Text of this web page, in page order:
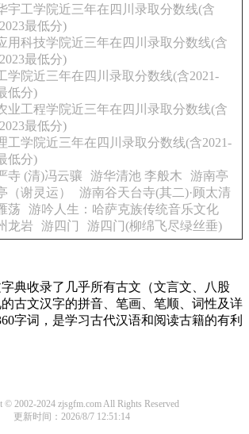
宇工学院近三年在四川录取分数线(含
最低分)
用科技学院近三年在四川录取分数线(含
最低分)
学院近三年在四川录取分数线(含2021-
低分)
业工程学院近三年在四川录取分数线(含
最低分)
工学院近三年在四川录取分数线(含2021-
低分)
寺 (清)冯云骧
游华清池 李般木
游南亭
（谢灵运）
游南谷天台寺(其二)·顾太清
荡
游吟人生：哈萨克族传统音乐文化
龙岩 游四门 游四门(柳绵飞尽绿丝垂)
典收录了几乎所有古文（文言文、八股
古文汉字的拼音、笔画、笔顺、词性及详
字词，是学习古代汉语和阅读古籍的有利
© 2002-2024 zjsgfm.com All Rights Reserved
更新时间：2026/8/7 12:51:14